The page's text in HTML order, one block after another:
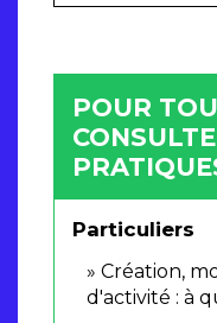
POUR
Particuliers
Création,
d'activité : à